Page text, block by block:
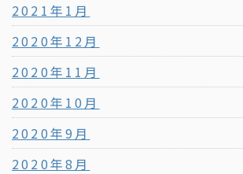
2021年1月
2020年12月
2020年11月
2020年10月
2020年9月
2020年8月